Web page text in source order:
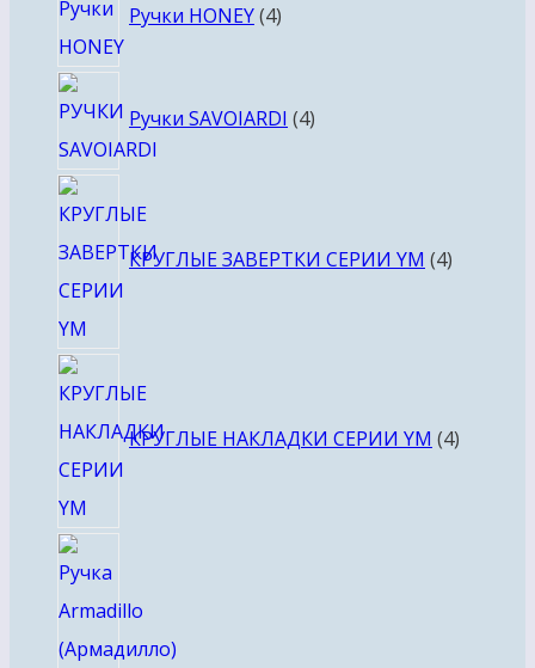
Ручки HONEY 4товара
Ручки SAVOIARDI 4товара
КРУГЛЫЕ ЗАВЕРТКИ СЕРИИ YM 4
КРУГЛЫЕ НАКЛАДКИ СЕРИИ YM 4